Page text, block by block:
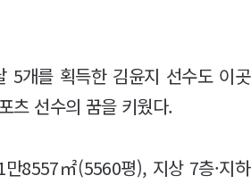
5개를 획득한 김윤지 선수도 이곳
츠 선수의 꿈을 키웠다.
8557㎡(5560평), 지상 7층·지하